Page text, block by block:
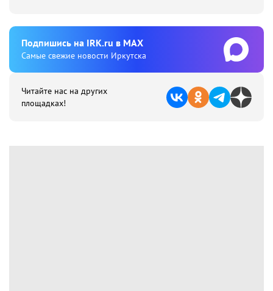
Подпишиcь на IRK.ru в MAX
Cамые свежие новости Иркутска
Читайте нас на других
площадках!